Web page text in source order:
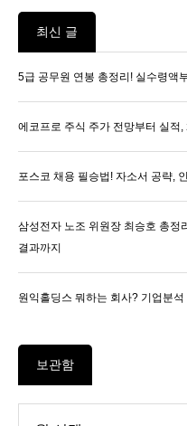
최신 글
5급 공무원 연봉 총정리! 실수령액
에코프로 주식 주가 전망부터 실적
포스코 채용 필승법! 자소서 공략,
삼성전자 노조 위원장 최승호 총정
결과까지
원익홀딩스 뭐하는 회사? 기업분
보관함